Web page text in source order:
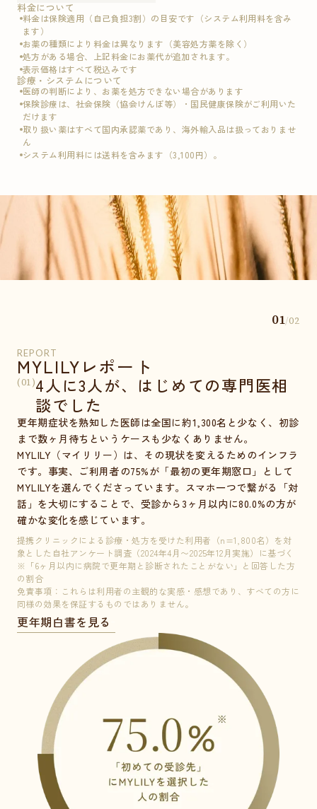
料金について
料金は保険適用（自己負担3割）の目安です（システム利用料を含み
ます）
お薬の種類により料金は異なります（美容処方薬を除く）
処方がある場合、上記料金にお薬代が追加されます。
表示価格はすべて税込みです
診療・システムについて
医師の判断により、お薬を処方できない場合があります
保険診療は、社会保険（協会けんぽ等）・国民健康保険がご利用いた
だけます
取り扱い薬はすべて国内承認薬であり、海外輸入品は扱っておりませ
ん
システム利用料には送料を含みます（3,100円）。
01/02
REPORT
MYLILYレポート
(01)4人に3人が、はじめての専門医相
談でした
更年期症状を熟知した医師は全国に約1,300名と少なく、初診
まで数ヶ月待ちというケースも少なくありません。
MYLILY（マイリリー）は、その現状を変えるためのインフラ
です。事実、ご利用者の75%が「最初の更年期窓口」として
MYLILYを選んでくださっています。スマホ一つで繋がる「対
話」を大切にすることで、受診から3ヶ月以内に80.0%の方が
確かな変化を感じています。
提携クリニックによる診療・処方を受けた利用者（n=1,800名）を対
象とした自社アンケート調査（2024年4月〜2025年12月実施）に基づく
※「6ヶ月以内に病院で更年期と診断されたことがない」と回答した方
の割合
免責事項：これらは利用者の主観的な実感・感想であり、すべての方に
同様の効果を保証するものではありません。
更年期白書を見る